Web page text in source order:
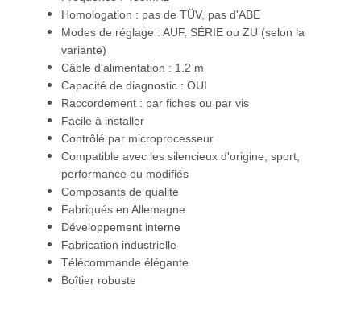
Homologation : pas de TÜV, pas d'ABE
Modes de réglage : AUF, SÉRIE ou ZU (selon la
variante)
Câble d'alimentation : 1.2 m
Capacité de diagnostic : OUI
Raccordement : par fiches ou par vis
Facile à installer
Contrôlé par microprocesseur
Compatible avec les silencieux d'origine, sport,
performance ou modifiés
Composants de qualité
Fabriqués en Allemagne
Développement interne
Fabrication industrielle
Télécommande élégante
Boîtier robuste